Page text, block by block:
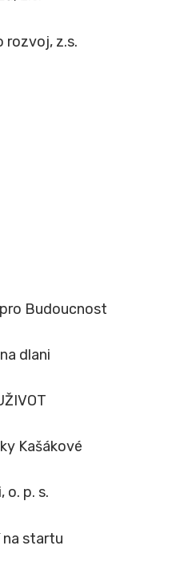
rozvoj, z.s.
Budoucnost
dlani
Kašákové
o. p. s.
na startu